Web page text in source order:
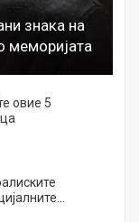
знака на
меморијата
овие 5